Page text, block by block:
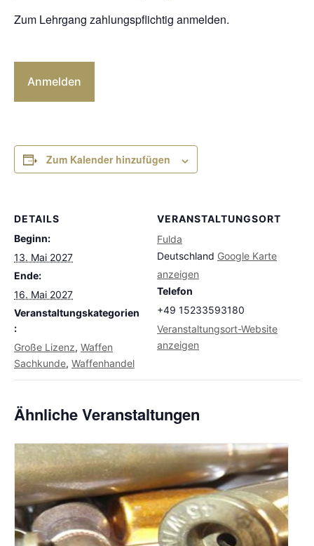
Zum Lehrgang zahlungspflichtig anmelden.
Anmelden
Zum Kalender hinzufügen
DETAILS
Beginn:
13. Mai 2027
Ende:
16. Mai 2027
Veranstaltungskategorien
:
Große Lizenz, Waffen
Sachkunde, Waffenhandel
VERANSTALTUNGSORT
Fulda
Deutschland Google Karte
anzeigen
Telefon
+49 15233593180
Veranstaltungsort-Website
anzeigen
Ähnliche Veranstaltungen